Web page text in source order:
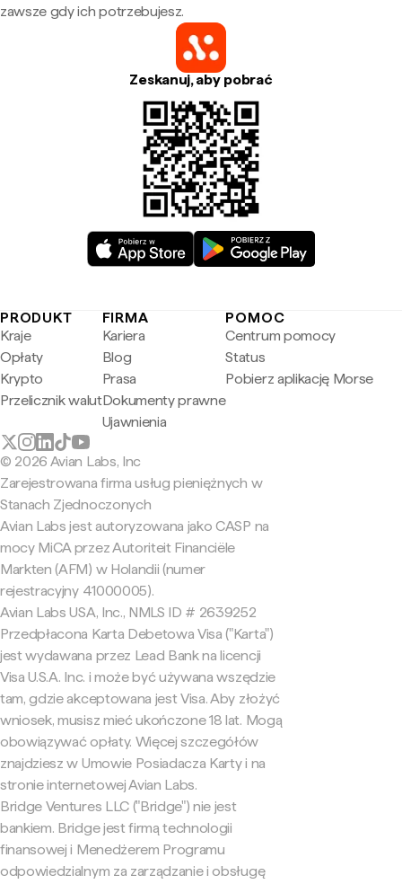
zawsze gdy ich potrzebujesz.
Zeskanuj, aby pobrać
PRODUKT
Kraje
Opłaty
Krypto
Przelicznik walut
FIRMA
Kariera
Blog
Prasa
Dokumenty prawne
Ujawnienia
POMOC
Centrum pomocy
Status
Pobierz aplikację Morse
© 2026 Avian Labs, Inc
Zarejestrowana firma usług pieniężnych w
Stanach Zjednoczonych
Avian Labs jest autoryzowana jako CASP na
mocy MiCA przez Autoriteit Financiële
Markten (AFM) w Holandii (numer
rejestracyjny 41000005).
Avian Labs USA, Inc., NMLS ID # 2639252
Przedpłacona Karta Debetowa Visa ("Karta")
jest wydawana przez Lead Bank na licencji
Visa U.S.A. Inc. i może być używana wszędzie
tam, gdzie akceptowana jest Visa. Aby złożyć
wniosek, musisz mieć ukończone 18 lat. Mogą
obowiązywać opłaty. Więcej szczegółów
znajdziesz w Umowie Posiadacza Karty i na
stronie internetowej Avian Labs.
Bridge Ventures LLC ("Bridge") nie jest
bankiem. Bridge jest firmą technologii
finansowej i Menedżerem Programu
odpowiedzialnym za zarządzanie i obsługę